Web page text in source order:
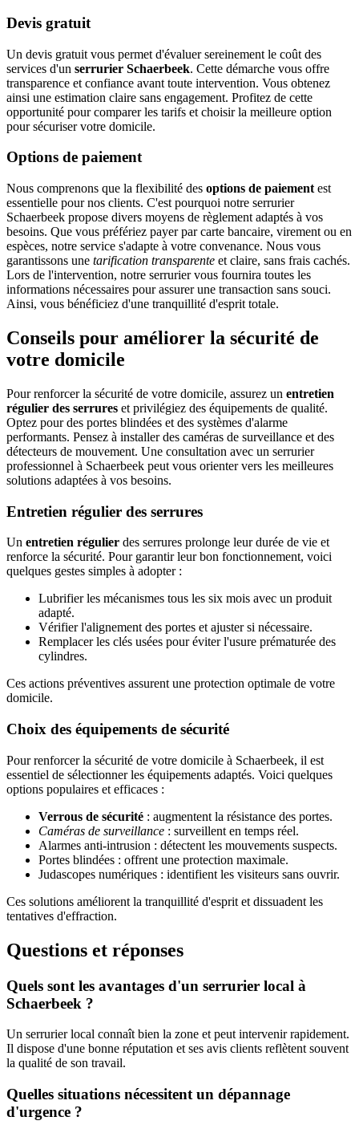
Devis gratuit
Un devis gratuit vous permet d'évaluer sereinement le coût des
services d'un serrurier Schaerbeek. Cette démarche vous offre
transparence et confiance avant toute intervention. Vous obtenez
ainsi une estimation claire sans engagement. Profitez de cette
opportunité pour comparer les tarifs et choisir la meilleure option
pour sécuriser votre domicile.
Options de paiement
Nous comprenons que la flexibilité des options de paiement est
essentielle pour nos clients. C'est pourquoi notre serrurier
Schaerbeek propose divers moyens de règlement adaptés à vos
besoins. Que vous préfériez payer par carte bancaire, virement ou en
espèces, notre service s'adapte à votre convenance. Nous vous
garantissons une tarification transparente et claire, sans frais cachés.
Lors de l'intervention, notre serrurier vous fournira toutes les
informations nécessaires pour assurer une transaction sans souci.
Ainsi, vous bénéficiez d'une tranquillité d'esprit totale.
Conseils pour améliorer la sécurité de
votre domicile
Pour renforcer la sécurité de votre domicile, assurez un entretien
régulier des serrures et privilégiez des équipements de qualité.
Optez pour des portes blindées et des systèmes d'alarme
performants. Pensez à installer des caméras de surveillance et des
détecteurs de mouvement. Une consultation avec un serrurier
professionnel à Schaerbeek peut vous orienter vers les meilleures
solutions adaptées à vos besoins.
Entretien régulier des serrures
Un entretien régulier des serrures prolonge leur durée de vie et
renforce la sécurité. Pour garantir leur bon fonctionnement, voici
quelques gestes simples à adopter :
Lubrifier les mécanismes tous les six mois avec un produit
adapté.
Vérifier l'alignement des portes et ajuster si nécessaire.
Remplacer les clés usées pour éviter l'usure prématurée des
cylindres.
Ces actions préventives assurent une protection optimale de votre
domicile.
Choix des équipements de sécurité
Pour renforcer la sécurité de votre domicile à Schaerbeek, il est
essentiel de sélectionner les équipements adaptés. Voici quelques
options populaires et efficaces :
Verrous de sécurité : augmentent la résistance des portes.
Caméras de surveillance : surveillent en temps réel.
Alarmes anti-intrusion : détectent les mouvements suspects.
Portes blindées : offrent une protection maximale.
Judascopes numériques : identifient les visiteurs sans ouvrir.
Ces solutions améliorent la tranquillité d'esprit et dissuadent les
tentatives d'effraction.
Questions et réponses
Quels sont les avantages d'un serrurier local à
Schaerbeek ?
Un serrurier local connaît bien la zone et peut intervenir rapidement.
Il dispose d'une bonne réputation et ses avis clients reflètent souvent
la qualité de son travail.
Quelles situations nécessitent un dépannage
d'urgence ?